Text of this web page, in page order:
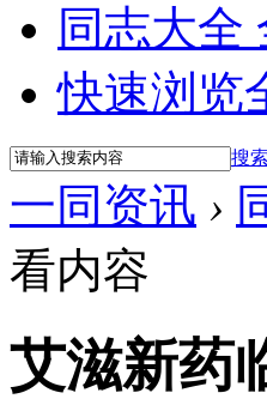
同志大全
快速浏览
搜索
一同资讯 ›
看内容
艾滋新药